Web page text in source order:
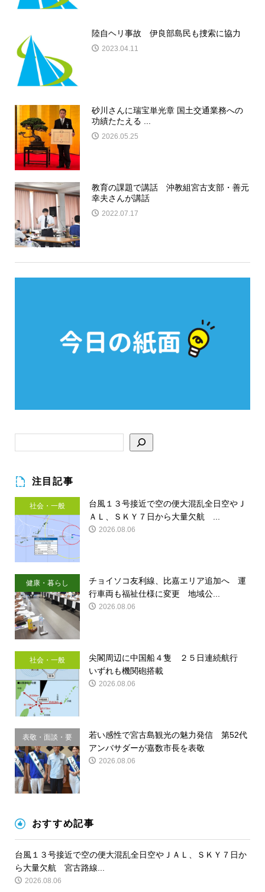
陸自ヘリ事故 伊良部島民も捜索に協力
2023.04.11
砂川さんに瑞宝単光章 国土交通業務への
功績たたえる ...
2026.05.25
教育の課題で講話 沖教組宮古支部・善元
幸夫さんが講話
2022.07.17
注目記事
社会・一般
台風１３号接近で空の便大混乱全日空やＪ
ＡＬ、ＳＫＹ７日から大量欠航 ...
2026.08.06
健康・暮らし
チョイソコ友利線、比嘉エリア追加へ 運
行車両も福祉仕様に変更 地域公...
2026.08.06
社会・一般
尖閣周辺に中国船４隻 ２５日連続航行
いずれも機関砲搭載
2026.08.06
表敬・面談・要
請
若い感性で宮古島観光の魅力発信 第52代
アンバサダーが嘉数市長を表敬
2026.08.06
おすすめ記事
台風１３号接近で空の便大混乱全日空やＪＡＬ、ＳＫＹ７日か
ら大量欠航 宮古路線...
2026.08.06